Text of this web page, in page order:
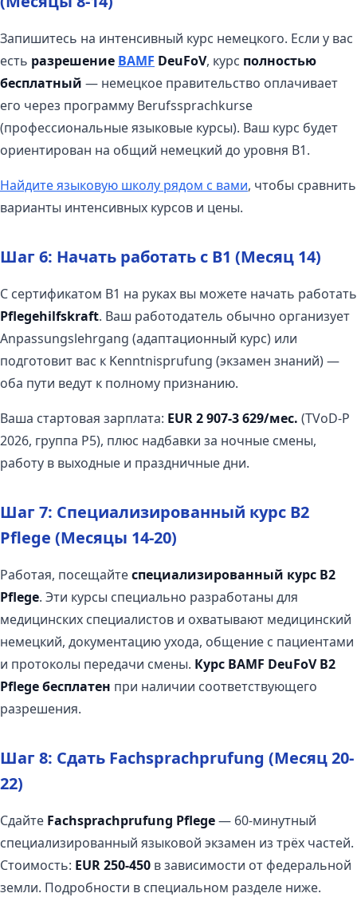
Запишитесь на интенсивный курс немецкого. Если у вас
есть разрешение BAMF DeuFoV, курс полностью
бесплатный — немецкое правительство оплачивает
его через программу Berufssprachkurse
(профессиональные языковые курсы). Ваш курс будет
ориентирован на общий немецкий до уровня B1.
Найдите языковую школу рядом с вами, чтобы сравнить
варианты интенсивных курсов и цены.
Шаг 6: Начать работать с B1 (Месяц 14)
С сертификатом B1 на руках вы можете начать работать
Pflegehilfskraft. Ваш работодатель обычно организует
Anpassungslehrgang (адаптационный курс) или
подготовит вас к Kenntnisprufung (экзамен знаний) —
оба пути ведут к полному признанию.
Ваша стартовая зарплата: EUR 2 907-3 629/мес. (TVoD-P
2026, группа P5), плюс надбавки за ночные смены,
работу в выходные и праздничные дни.
Шаг 7: Специализированный курс B2
Pflege (Месяцы 14-20)
Работая, посещайтеспециализированный курс B2
Pflege. Эти курсы специально разработаны для
медицинских специалистов и охватывают медицинский
немецкий, документацию ухода, общение с пациентами
и протоколы передачи смены. Курс BAMF DeuFoV B2
Pflegeбесплатен при наличии соответствующего
разрешения.
Шаг 8: Сдать Fachsprachprufung (Месяц 20-
22)
Сдайте Fachsprachprufung Pflege— 60-минутный
специализированный языковой экзамен из трёх частей.
Стоимость: EUR 250-450 в зависимости от федеральной
земли. Подробности в специальном разделе ниже.